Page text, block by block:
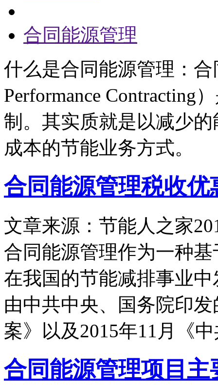
合同能源管理
什么是合同能源管理：
Performance Contracting
制。其实质就是以减少
成本的节能业务方式。
合同能源管理税收
文章来源：节能人之家
合同能源管理作为一种
在我国的节能减排事业
由中共中央、国务院印
案》以及2015年11月《
合同能源管理项目